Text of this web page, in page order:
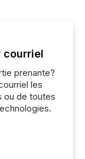
courriel
prenante?
les
ou de toutes